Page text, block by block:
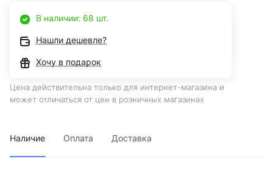
В наличии: 68 шт.
Нашли дешевле?
Хочу в подарок
Цена действительна только для интернет-магазина и
может отличаться от цен в розничных магазинах
Наличие Оплата Доставка